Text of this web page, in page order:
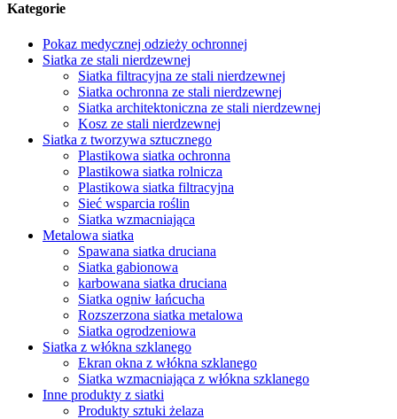
Kategorie
Pokaz medycznej odzieży ochronnej
Siatka ze stali nierdzewnej
Siatka filtracyjna ze stali nierdzewnej
Siatka ochronna ze stali nierdzewnej
Siatka architektoniczna ze stali nierdzewnej
Kosz ze stali nierdzewnej
Siatka z tworzywa sztucznego
Plastikowa siatka ochronna
Plastikowa siatka rolnicza
Plastikowa siatka filtracyjna
Sieć wsparcia roślin
Siatka wzmacniająca
Metalowa siatka
Spawana siatka druciana
Siatka gabionowa
karbowana siatka druciana
Siatka ogniw łańcucha
Rozszerzona siatka metalowa
Siatka ogrodzeniowa
Siatka z włókna szklanego
Ekran okna z włókna szklanego
Siatka wzmacniająca z włókna szklanego
Inne produkty z siatki
Produkty sztuki żelaza